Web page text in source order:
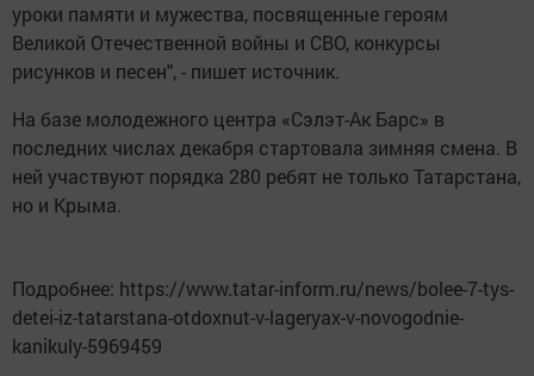
уроки памяти и мужества, посвященные героям
Великой Отечественной войны и СВО, конкурсы
рисунков и песен", - пишет источник.
На базе молодежного центра «Сэлэт-Ак Барс» в
последних числах декабря стартовала зимняя смена. В
ней участвуют порядка 280 ребят не только Татарстана,
но и Крыма.
Подробнее: https://www.tatar-inform.ru/news/bolee-7-tys-
detei-iz-tatarstana-otdoxnut-v-lageryax-v-novogodnie-
kanikuly-5969459